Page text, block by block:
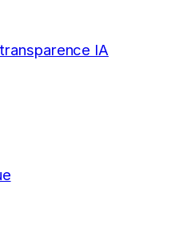
IA